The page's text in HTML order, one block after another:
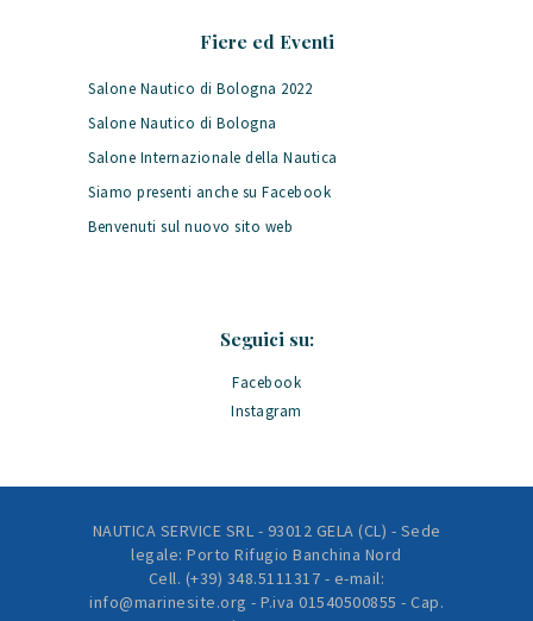
Fiere ed Eventi
Salone Nautico di Bologna 2022
Salone Nautico di Bologna
Salone Internazionale della Nautica
Siamo presenti anche su Facebook
Benvenuti sul nuovo sito web
Seguici su:
Facebook
Instagram
NAUTICA SERVICE SRL - 93012 GELA (CL) - Sede
legale: Porto Rifugio Banchina Nord
Cell. (+39) 348.5111317 - e-mail:
info@marinesite.org - P.iva 01540500855 - Cap.